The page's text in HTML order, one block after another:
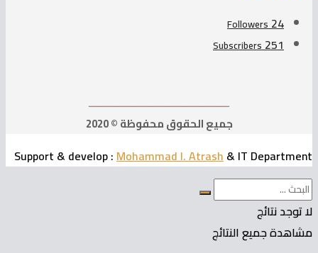
24
Followers
251
Subscribers
ــــــــــــــــــــــــــــــــــــــــــــــــــــــــــــــــــ
جميع الحقوق محفوظة © 2020
Support & develop:Mohammad I. Atrash& IT Department
لا توجد نتائج
مشاهدة جميع النتائج